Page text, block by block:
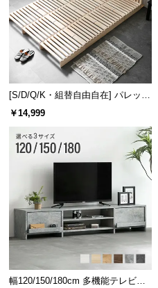
[S/D/Q/K・組替自由自在] パレット
ベッド 8/12/16枚セット
￥14,999
幅120/150/180cm 多機能テレビボ